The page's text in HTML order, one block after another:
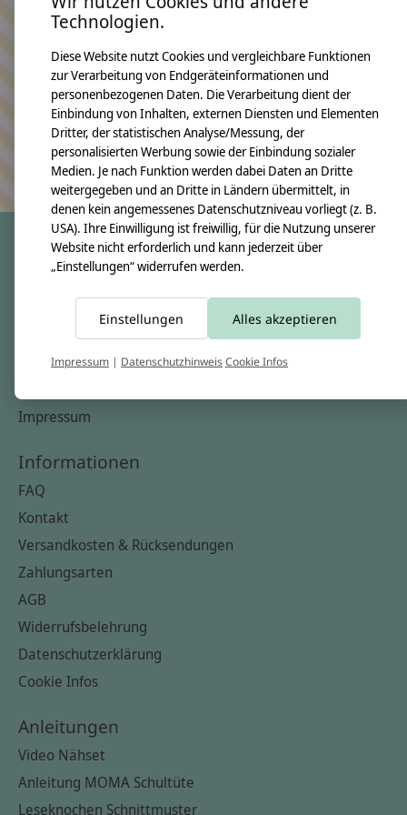
Bleiben Sie in Kontakt
Keine Sorge, wir übertreiben es nicht
crêpes suzette
Unsere Creppies
Nähkästchen
Impressum
Informationen
FAQ
Kontakt
Versandkosten & Rücksendungen
Zahlungsarten
AGB
Widerrufsbelehrung
Datenschutzerklärung
Cookie Infos
Anleitungen
Video Nähset
Anleitung MOMA Schultüte
Leseknochen Schnittmuster
Technologien.
Diese Website nutzt Cookies und vergleichbare Funktionen
zur Verarbeitung von Endgeräteinformationen und
personenbezogenen Daten. Die Verarbeitung dient der
Einbindung von Inhalten, externen Diensten und Elementen
Dritter, der statistischen Analyse/Messung, der
personalisierten Werbung sowie der Einbindung sozialer
Medien. Je nach Funktion werden dabei Daten an Dritte
weitergegeben und an Dritte in Ländern übermittelt, in
denen kein angemessenes Datenschutzniveau vorliegt (z. B.
USA). Ihre Einwilligung ist freiwillig, für die Nutzung unserer
Website nicht erforderlich und kann jederzeit über
„Einstellungen“ widerrufen werden.
Einstellungen Alles akzeptieren
Impressum | DatenschutzhinweisCookie Infos